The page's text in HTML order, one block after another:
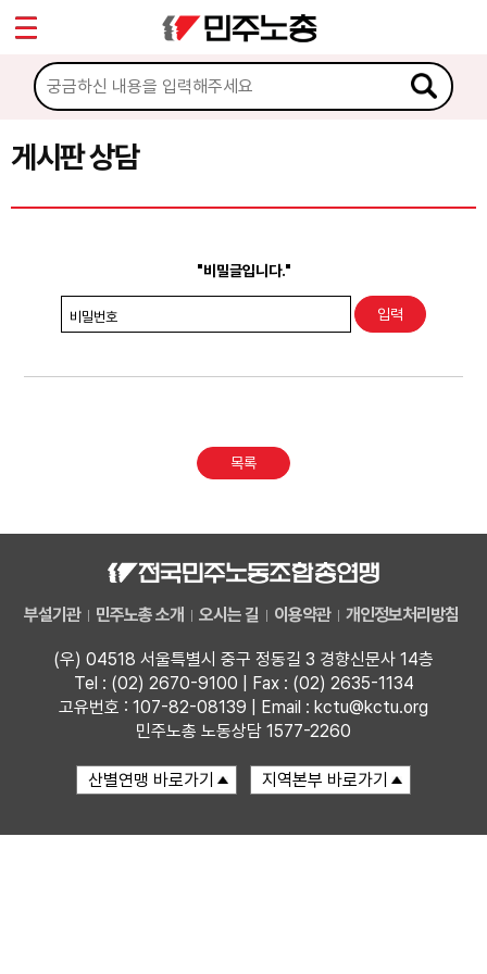
게시판 상담
"비밀글입니다."
비밀번호
목록
부설기관 민주노총 소개 오시는 길 이용약관 개인정보처리방침
(우) 04518 서울특별시 중구 정동길 3 경향신문사 14층
Tel : (02) 2670-9100 | Fax : (02) 2635-1134
고유번호 : 107-82-08139 | Email : kctu@kctu.org
민주노총 노동상담 1577-2260
마이페이지
소개
소식
노동상담
권리찾기수첩 검색
찾아보기
Sketchbook5, 스케치북5
Sketchbook5, 스케치북5